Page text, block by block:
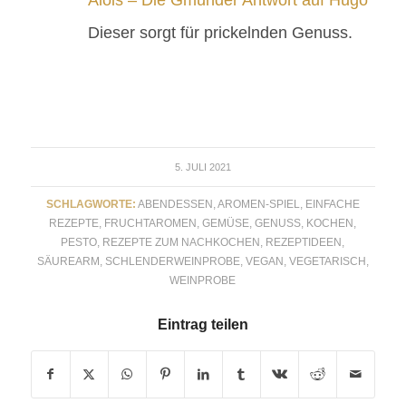
Dieser sorgt für prickelnden Genuss.
5. JULI 2021
SCHLAGWORTE: ABENDESSEN AROMEN-SPIEL
EINFACHE
REZEPTE
FRUCHTAROMEN ,GEMÜSE ,GENUSS KOCHEN
PESTO
REZEPTE ZUM NACHKOCHEN REZEPTIDEEN
SÄUREARM
SCHLENDERWEINPROBE, VEGAN VEGETARISCH
WEINPROBE
Eintrag teilen